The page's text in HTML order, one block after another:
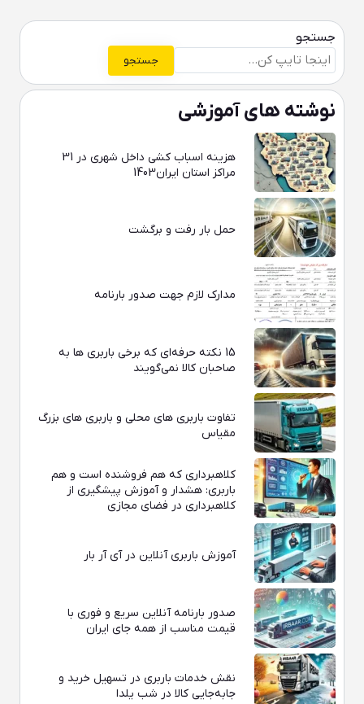
جستجو
جستجو
نوشته های آموزشی
هزینه اسباب کشی داخل شهری در 31
مراکز استان ایران1403
حمل بار رفت و برگشت
مدارک لازم جهت صدور بارنامه
15 نکته حرفه‌ای که برخی باربری‌ ها به
صاحبان کالا نمی‌گویند
تفاوت باربری‌ های محلی و باربری‌ های بزرگ
مقیاس
کلاهبرداری که هم فروشنده است و هم
باربری: هشدار و آموزش پیشگیری از
کلاهبرداری در فضای مجازی
آموزش باربری آنلاین در آی‌ آر بار
صدور بارنامه آنلاین سریع و فوری با
قیمت مناسب از همه جای ایران
نقش خدمات باربری در تسهیل خرید و
جابه‌جایی کالا در شب یلدا